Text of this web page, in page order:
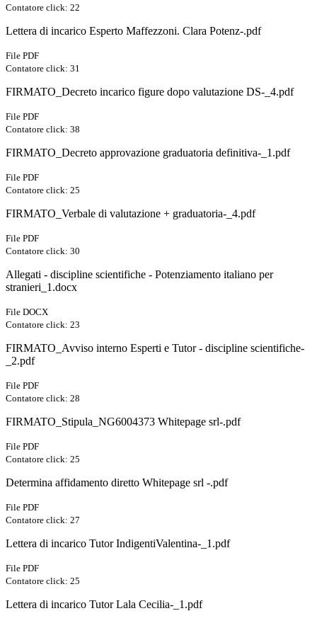
Contatore click: 22
Lettera di incarico Esperto Maffezzoni. Clara Potenz-.pdf
File PDF
Contatore click: 31
FIRMATO_Decreto incarico figure dopo valutazione DS-_4.pdf
File PDF
Contatore click: 38
FIRMATO_Decreto approvazione graduatoria definitiva-_1.pdf
File PDF
Contatore click: 25
FIRMATO_Verbale di valutazione + graduatoria-_4.pdf
File PDF
Contatore click: 30
Allegati - discipline scientifiche - Potenziamento italiano per
stranieri_1.docx
File DOCX
Contatore click: 23
FIRMATO_Avviso interno Esperti e Tutor - discipline scientifiche-
_2.pdf
File PDF
Contatore click: 28
FIRMATO_Stipula_NG6004373 Whitepage srl-.pdf
File PDF
Contatore click: 25
Determina affidamento diretto Whitepage srl -.pdf
File PDF
Contatore click: 27
Lettera di incarico Tutor IndigentiValentina-_1.pdf
File PDF
Contatore click: 25
Lettera di incarico Tutor Lala Cecilia-_1.pdf